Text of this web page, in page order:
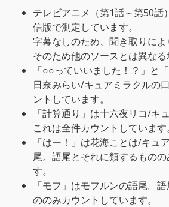
テレビアニメ（第1話～第50話
信版で測定しています。
字幕なしのため、聞き取りによ
そのため他のソースとは異なる
「○○っていいました！？」と
日奈みらい/キュアミラクルの
ントしています。
「計算通り」は十六夜リコ/キ
これは全件カウントしています。
「はー！」は花海ことは/キュ
尾。語尾とそれに類するもの
す。
「モフ」はモフルンの語尾。
ののみカウントしています。